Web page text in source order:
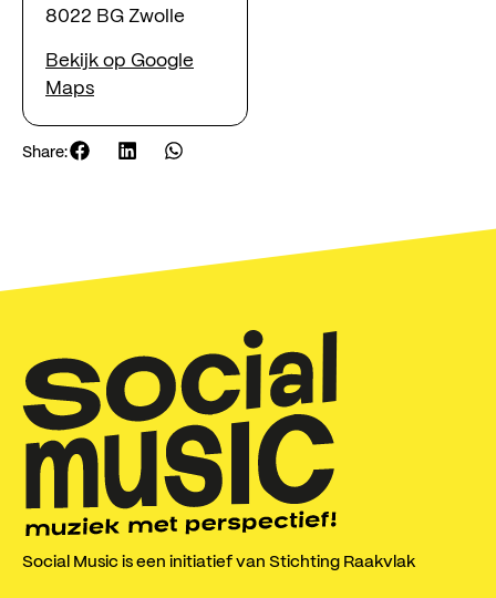
Social Music
info@socialmusic.nl
8022 BG Zwolle
Bekijk op Google
Maps
Share:
Social Music is een initiatief van Stichting Raakvlak